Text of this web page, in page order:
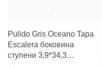
Pulido Gris Oceano Tapa
Escalera боковина
ступени 3,9*34,3